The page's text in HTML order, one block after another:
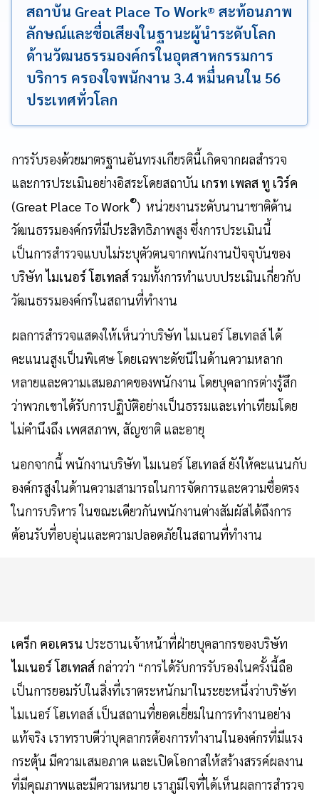
สถาบัน Great Place To Work® สะท้อนภาพ
ลักษณ์และชื่อเสียงในฐานะผู้นำระดับโลก
ด้านวัฒนธรรมองค์กรในอุตสาหกรรมการ
บริการ ครองใจพนักงาน 3.4 หมื่นคนใน 56
ประเทศทั่วโลก
การรับรองด้วยมาตรฐานอันทรงเกียรตินี้เกิดจากผลสำรวจ
และการประเมินอย่างอิสระโดยสถาบัน เกรท เพลส ทู เวิร์ค
(Great Place To Work®) หน่วยงานระดับนานาชาติด้าน
วัฒนธรรมองค์กรที่มีประสิทธิภาพสูง ซึ่งการประเมินนี้
เป็นการสำรวจแบบไม่ระบุตัวตนจากพนักงานปัจจุบันของ
บริษัท ไมเนอร์ โฮเทลส์รวมทั้งการทำแบบประเมินเกี่ยวกับ
วัฒนธรรมองค์กรในสถานที่ทำงาน
ผลการสำรวจแสดงให้เห็นว่าบริษัท ไมเนอร์ โฮเทลส์ ได้
คะแนนสูงเป็นพิเศษ โดยเฉพาะดัชนีในด้านความหลาก
หลายและความเสมอภาคของพนักงาน โดยบุคลากรต่างรู้สึก
ว่าพวกเขาได้รับการปฏิบัติอย่างเป็นธรรมและเท่าเทียมโดย
ไม่คำนึงถึง เพศสภาพ, สัญชาติ และอายุ
นอกจากนี้ พนักงานบริษัท ไมเนอร์ โฮเทลส์ ยังให้คะแนนกับ
องค์กรสูงในด้านความสามารถในการจัดการและความซื่อตรง
ในการบริหาร ในขณะเดียวกันพนักงานต่างสัมผัสได้ถึงการ
ต้อนรับที่อบอุ่นและความปลอดภัยในสถานที่ทำงาน
เคร็ก คอเครนประธานเจ้าหน้าที่ฝ่ายบุคลากรของบริษัท
ไมเนอร์ โฮเทลส์ กล่าวว่า “การได้รับการรับรองในครั้งนี้ถือ
เป็นการยอมรับในสิ่งที่เราตระหนักมาในระยะหนึ่งว่าบริษัท
ไมเนอร์ โฮเทลส์ เป็นสถานที่ยอดเยี่ยมในการทำงานอย่าง
แท้จริง เราทราบดีว่าบุคลากรต้องการทำงานในองค์กรที่มีแรง
กระตุ้น มีความเสมอภาค และเปิดโอกาสให้สร้างสรรค์ผลงาน
ที่มีคุณภาพและมีความหมาย เราภูมิใจที่ได้เห็นผลการสำรวจ